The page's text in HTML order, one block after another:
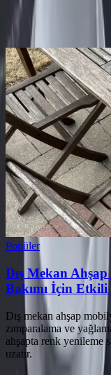
Ayın popüler
Popüler
Dış Mekan
Bakımı İçin
Dış mekan ahşap
zımparalama ve
ahşapta renk yenileme
uzatır.